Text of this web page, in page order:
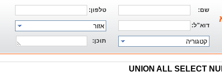
שם: טלפון:
דוא"ל: אזור
קטגוריה תוכן: